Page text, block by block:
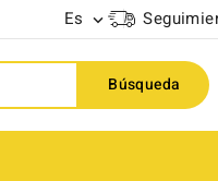
Es 
Búsqueda